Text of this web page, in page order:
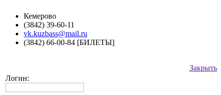
Кемерово
(3842) 39-60-11
vk.kuzbass@mail.ru
(3842) 66-00-84 [БИЛЕТЫ]
Закрыть
Логин: